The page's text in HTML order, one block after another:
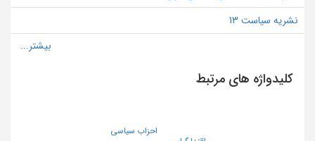
نشریه سیاست 13
کلیدواژه های مرتبط
احزاب سياسي